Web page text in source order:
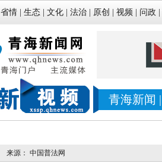
省情 生态 文化 法治 原创 视频 问政
青海新闻 |
来源： 中国普法网